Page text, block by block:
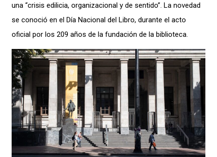
una “crisis edilicia, organizacional y de sentido”. La novedad
se conoció en el Día Nacional del Libro, durante el acto
oficial por los 209 años de la fundación de la biblioteca.